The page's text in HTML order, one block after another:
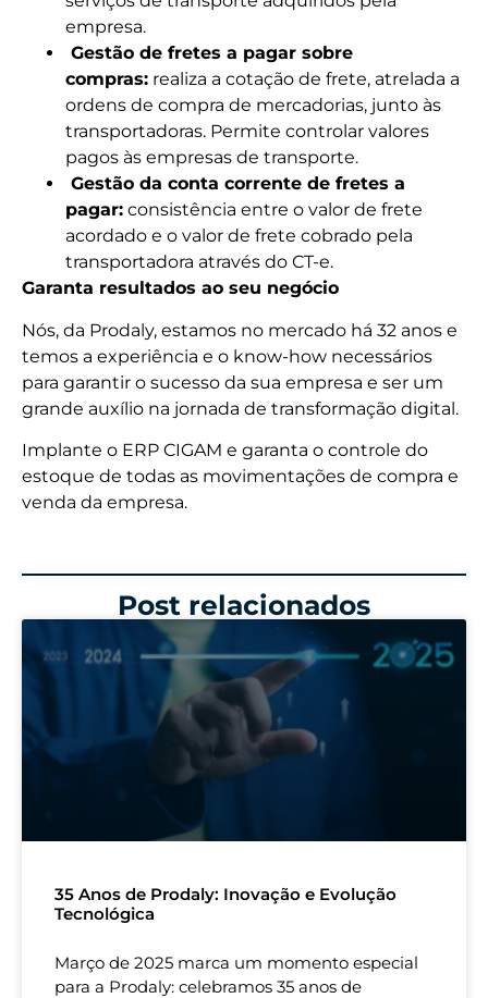
empresa.
Gestão de fretes a pagar sobre
compras: realiza a cotação de frete, atrelada a
ordens de compra de mercadorias, junto às
transportadoras. Permite controlar valores
pagos às empresas de transporte.
Gestão da conta corrente de fretes a
pagar: consistência entre o valor de frete
acordado e o valor de frete cobrado pela
transportadora através do CT-e.
Garanta resultados ao seu negócio
Nós, da Prodaly, estamos no mercado há 32 anos e
temos a experiência e o know-how necessários
para garantir o sucesso da sua empresa e ser um
grande auxílio na jornada de transformação digital.
Implante o ERP CIGAM e garanta o controle do
estoque de todas as movimentações de compra e
venda da empresa.
Post relacionados
35 Anos de Prodaly: Inovação e Evolução
Tecnológica
Março de 2025 marca um momento especial
para a Prodaly: celebramos 35 anos de